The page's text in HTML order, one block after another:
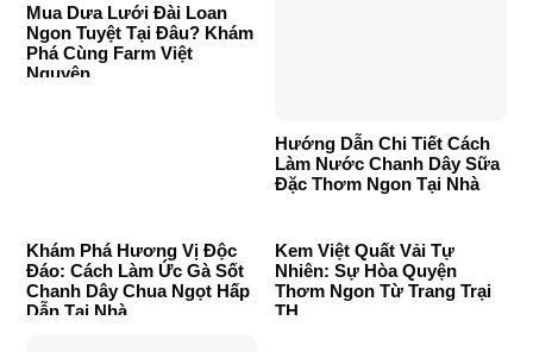
Mua Dưa Lưới Đài Loan
Ngon Tuyệt Tại Đâu? Khám
Phá Cùng Farm Việt
Nguyên
Hướng Dẫn Chi Tiết Cách
Làm Nước Chanh Dây Sữa
Đặc Thơm Ngon Tại Nhà
Khám Phá Hương Vị Độc
Đáo: Cách Làm Ức Gà Sốt
Chanh Dây Chua Ngọt Hấp
Dẫn Tại Nhà
Kem Việt Quất Vải Tự
Nhiên: Sự Hòa Quyện
Thơm Ngon Từ Trang Trại
TH